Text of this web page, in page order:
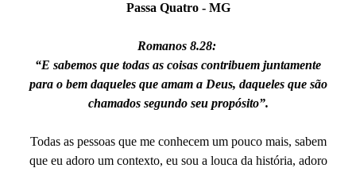
Passa Quatro - MG
Romanos 8.28:
“E sabemos que todas as coisas contribuem juntamente
para o bem daqueles que amam a Deus, daqueles que são
chamados segundo seu propósito”.
Todas as pessoas que me conhecem um pouco mais, sabem
que eu adoro um contexto, eu sou a louca da história, adoro